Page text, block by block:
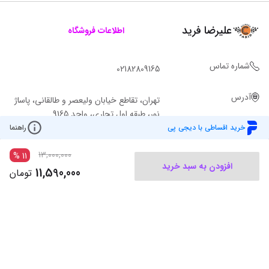
خرید اقساطی با دیجی پی راهنما
افزودن به سبد خرید
13,000,000
11
%
11,590,000 تومان
علیرضا فرید اطلاعات فروشگاه
شماره تماس 02182809165
آدرس
تهران، تقاطع خیابان ولیعصر و طالقانی، پاساژ
نور، طبقه اول تجاری، واحد 9165